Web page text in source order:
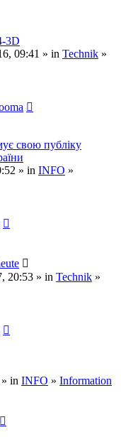
3D
09:41 » in Technik »
свою публіку
» in INFO »
20:53 » in Technik »
in INFO » Information